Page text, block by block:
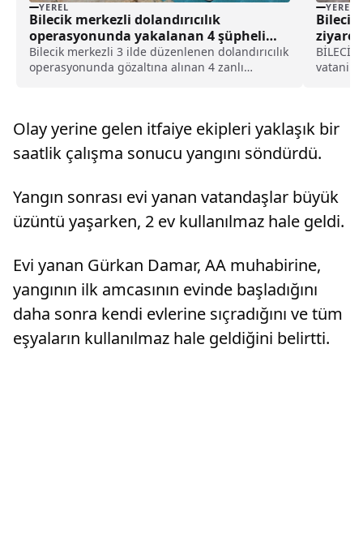
YEREL
Bilecik merkezli dolandırıcılık
operasyonunda yakalanan 4 şüpheli
tutuklandı haberi
Bilecik merkezli 3 ilde düzenlenen dolandırıcılık
operasyonunda gözaltına alınan 4 zanlı
si...
YEREL
Bilecik
vatani
Vali
Olay yerine gelen itfaiye ekipleri yaklaşık bir
saatlik çalışma sonucu yangını söndürdü.
Yangın sonrası evi yanan vatandaşlar büyük
üzüntü yaşarken, 2 ev kullanılmaz hale geldi.
Evi yanan Gürkan Damar, AA muhabirine,
yangının ilk amcasının evinde başladığını
daha sonra kendi evlerine sıçradığını ve tüm
eşyaların kullanılmaz hale geldiğini belirtti.